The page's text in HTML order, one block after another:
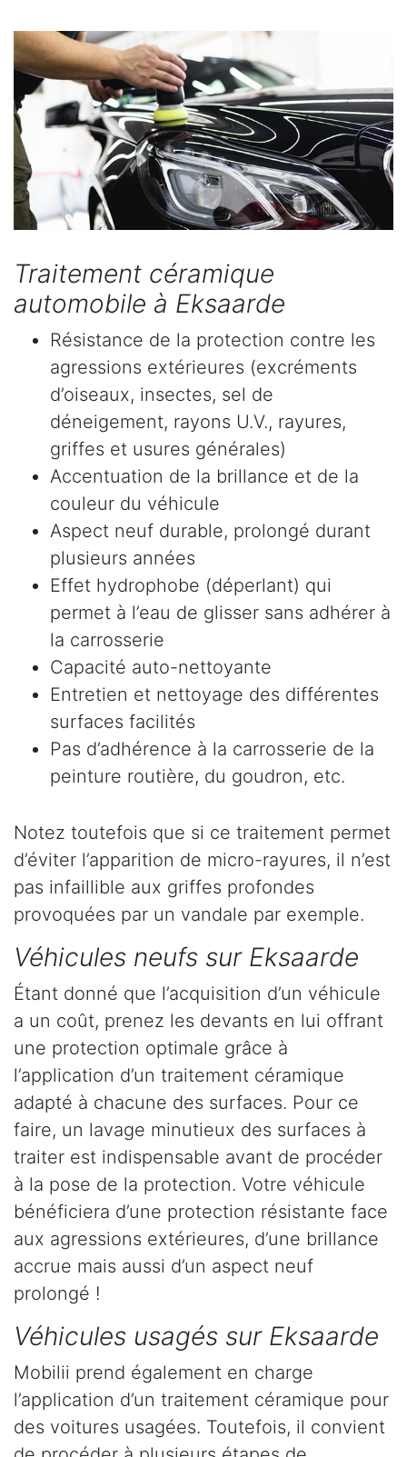
Traitement céramique
automobile à Eksaarde
Résistance de la protection contre les
agressions extérieures (excréments
d’oiseaux, insectes, sel de
déneigement, rayons U.V., rayures,
griffes et usures générales)
Accentuation de la brillance et de la
couleur du véhicule
Aspect neuf durable, prolongé durant
plusieurs années
Effet hydrophobe (déperlant) qui
permet à l’eau de glisser sans adhérer à
la carrosserie
Capacité auto-nettoyante
Entretien et nettoyage des différentes
surfaces facilités
Pas d’adhérence à la carrosserie de la
peinture routière, du goudron, etc.
Notez toutefois que si ce traitement permet
d’éviter l’apparition de micro-rayures, il n’est
pas infaillible aux griffes profondes
provoquées par un vandale par exemple.
Véhicules neufs sur Eksaarde
Étant donné que l’acquisition d’un véhicule
a un coût, prenez les devants en lui offrant
une protection optimale grâce à
l’application d’un traitement céramique
adapté à chacune des surfaces. Pour ce
faire, un lavage minutieux des surfaces à
traiter est indispensable avant de procéder
à la pose de la protection. Votre véhicule
bénéficiera d’une protection résistante face
aux agressions extérieures, d’une brillance
accrue mais aussi d’un aspect neuf
prolongé !
Véhicules usagés sur Eksaarde
Mobilii prend également en charge
l’application d’un traitement céramique pour
des voitures usagées. Toutefois, il convient